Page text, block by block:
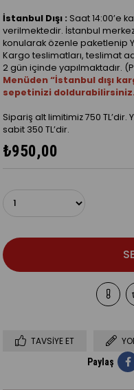
İstanbul Dışı : Saat 14:00’e
verilmektedir. İstanbul
konularak özenle paketlenip
Kargo teslimatları, teslimat
2 gün içinde yapılmaktadır.
Menüden “İstanbul dışı
sepetinizi doldurabilirsiniz.
Sipariş alt limitimiz 750
sabit 350 TL’dir.
₺950,00
TAVSIYE ET
Paylaş